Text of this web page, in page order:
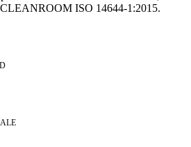
CLEANROOM ISO 14644-1:2015.